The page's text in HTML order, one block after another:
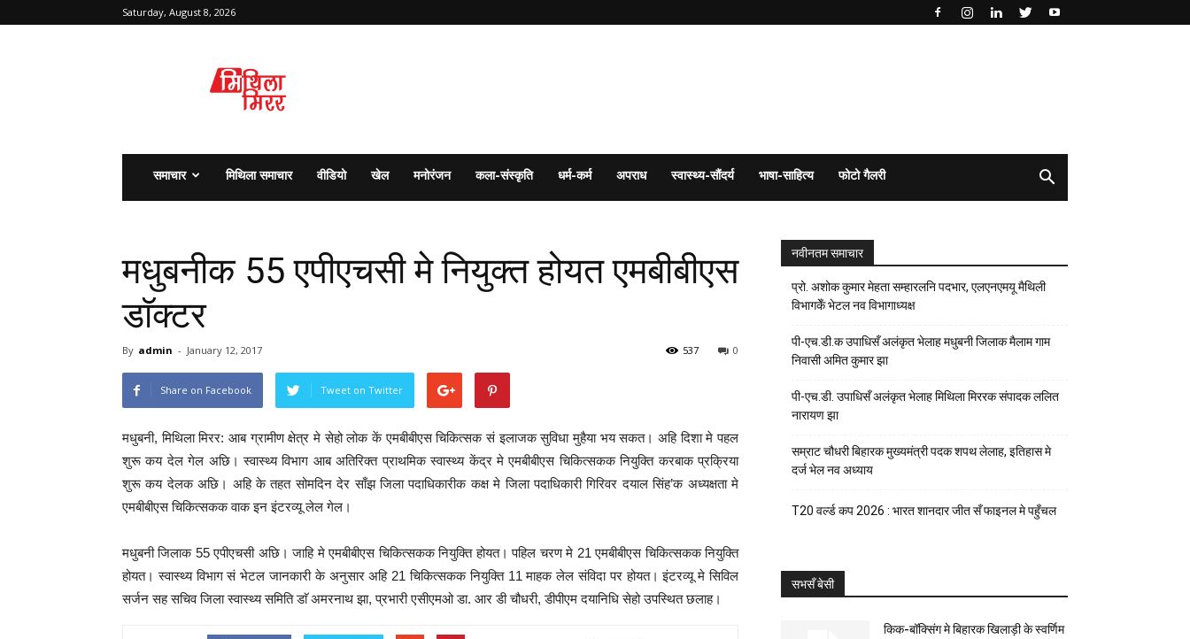
Saturday, August 8, 2026
समाचार मिथिला समाचार वीडियो खेल मनोरंजन कला-संस्कृति धर्म-कर्म अपराध स्वास्थ्य-सौंदर्य भाषा-साहित्य फोटो गैलरी
मधुबनीक 55 एपीएचसी मे नियुक्त होयत एमबीबीएस
डाॅक्टर
By admin - January 12, 2017 0
537
Share on Facebook Tweet on Twitter
मधुबनी, मिथिला मिरर: आब ग्रामीण क्षेत्र मे सेहो लोक कें एमबीबीएस चिकित्सक सं इलाजक सुविधा मुहैया भय सकत। अहि दिशा मे पहल
शुरू कय देल गेल अछि। स्वास्थ्य विभाग आब अतिरिक्त प्राथमिक स्वास्थ्य केंद्र मे एमबीबीएस चिकित्सकक नियुक्ति करबाक प्रक्रिया
शुरू कय देलक अछि। अहि के तहत सोमदिन देर साँझ जिला पदाधिकारीक कक्ष मे जिला पदाधिकारी गिरिवर दयाल सिंह’क अध्यक्षता मे
एमबीबीएस चिकित्सकक वाक इन इंटरव्यू लेल गेल।
मधुबनी जिलाक 55 एपीएचसी अछि। जाहि मे एमबीबीएस चिकित्सकक नियुक्ति होयत। पहिल चरण मे 21 एमबीबीएस चिकित्सकक नियुक्ति
होयत। स्वास्थ्य विभाग सं भेटल जानकारी के अनुसार अहि 21 चिकित्सकक नियुक्ति 11 माहक लेल संविदा पर होयत। इंटरव्यू मे सिविल
सर्जन सह सचिव जिला स्वास्थ्य समिति डाॅ अमरनाथ झा, प्रभारी एसीएमओ डा. आर डी चौधरी, डीपीएम दयानिधि सेहो उपस्थित छलाह।
नवीनतम समाचार
प्रो. अशोक कुमार मेहता सम्हारलनि पदभार, एलएनएमयू मैथिली
विभागकेँ भेटल नव विभागाध्यक्ष
पी-एच.डी.क उपाधिसँ अलंकृत भेलाह मधुबनी जिलाक मैलाम गाम
निवासी अमित कुमार झा
पी-एच.डी. उपाधिसँ अलंकृत भेलाह मिथिला मिररक संपादक ललित
नारायण झा
सम्राट चौधरी बिहारक मुख्यमंत्री पदक शपथ लेलाह, इतिहास मे
दर्ज भेल नव अध्याय
T20 वर्ल्ड कप 2026 : भारत शानदार जीत सँ फाइनल मे पहुँचल
सभसँ बेसी
किक-बॉक्सिंग मे बिहारक खिलाड़ी के स्वर्णिम